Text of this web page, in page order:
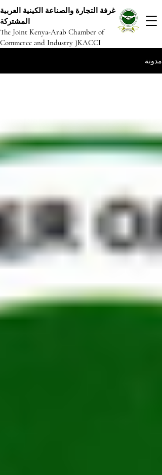
غرفة التجارة والصناعة الكينية العربية
المشتركة
The Joint Kenya-Arab Chamber of
Commerce and Industry JKACCI
مدونة